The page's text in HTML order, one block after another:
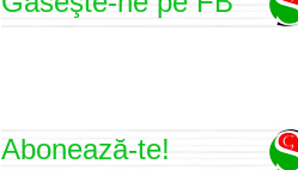
Abonează-te!